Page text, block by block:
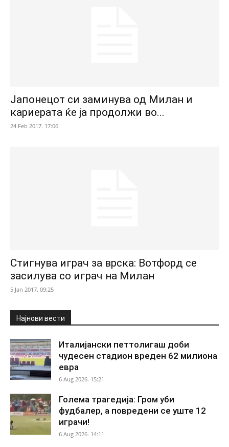
Јапонецот си заминува од Милан и
кариерата ќе ја продолжи во...
24 Feb 2017. 17:06
Стигнува играч за врска: Вотфорд се
засилува со играч на Милан
5 Jan 2017. 09:25
Најнови вести
Италијански петтолигаш доби
чудесен стадион вреден 62 милиона
евра
6 Aug 2026. 15:21
Голема трагедија: Гром уби
фудбалер, а повредени се уште 12
играчи!
6 Aug 2026. 14:11